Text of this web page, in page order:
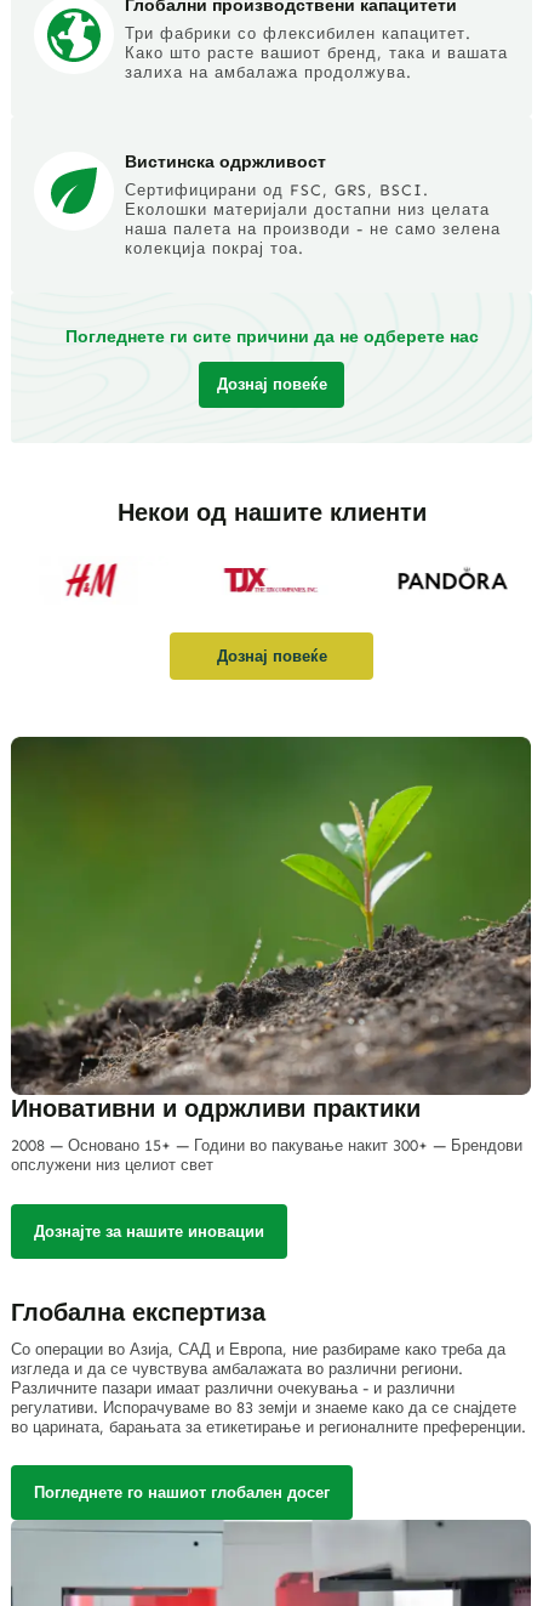
Глобални производствени капацитети
Три фабрики со флексибилен капацитет.
Како што расте вашиот бренд, така и вашата
залиха на амбалажа продолжува.
Вистинска одржливост
Сертифицирани од FSC, GRS, BSCI.
Еколошки материјали достапни низ целата
наша палета на производи - не само зелена
колекција покрај тоа.
Погледнете ги сите причини да не одберете нас
Дознај повеќе
Некои од нашите клиенти
Дознај повеќе
Иновативни и одржливи практики
2008 — Основано 15+ — Години во пакување накит 300+ — Брендови
опслужени низ целиот свет
Дознајте за нашите иновации
Глобална експертиза
Со операции во Азија, САД и Европа, ние разбираме како треба да
изгледа и да се чувствува амбалажата во различни региони.
Различните пазари имаат различни очекувања - и различни
регулативи. Испорачуваме во 83 земји и знаеме како да се снајдете
во царината, барањата за етикетирање и регионалните преференции.
Погледнете го нашиот глобален досег